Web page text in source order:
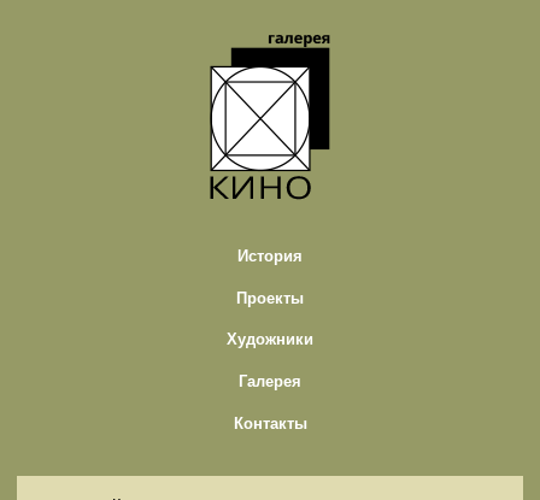
История
Проекты
Художники
Галерея
Контакты